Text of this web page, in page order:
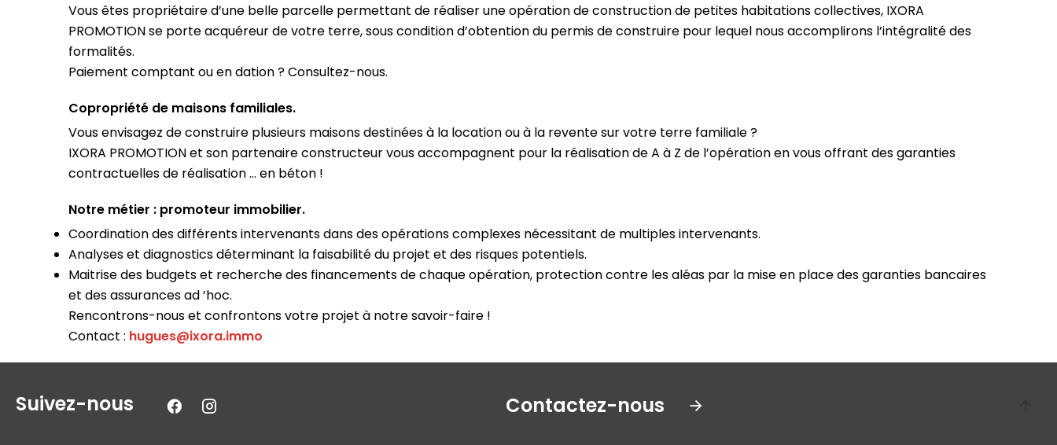
Vous êtes propriétaire d’une belle parcelle permettant de réaliser une opération de construction de petites habitations collectives, IXORA
PROMOTION se porte acquéreur de votre terre, sous condition d’obtention du permis de construire pour lequel nous accomplirons l’intégralité des
formalités.
Paiement comptant ou en dation ? Consultez-nous.
Copropriété de maisons familiales.
Vous envisagez de construire plusieurs maisons destinées à la location ou à la revente sur votre terre familiale ?
IXORA PROMOTION et son partenaire constructeur vous accompagnent pour la réalisation de A à Z de l’opération en vous offrant des garanties
contractuelles de réalisation … en béton !
Notre métier : promoteur immobilier.
Coordination des différents intervenants dans des opérations complexes nécessitant de multiples intervenants.
Analyses et diagnostics déterminant la faisabilité du projet et des risques potentiels.
Maitrise des budgets et recherche des financements de chaque opération, protection contre les aléas par la mise en place des garanties bancaires
et des assurances ad ’hoc.
Rencontrons-nous et confrontons votre projet à notre savoir-faire !
Contact : hugues@ixora.immo
Suivez-nous Contactez-nous